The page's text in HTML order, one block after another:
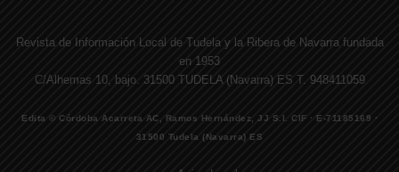
Revista de Información Local de Tudela y la Ribera de Navarra fundada
en 1953
C/Alhemas 10, bajo. 31500 TUDELA (Navarra) ES T. 948411059
Edita © Córdoba Acarreta AC, Ramos Hernández, JJ S.I. CIF · E-71185169 ·
31500 Tudela (Navarra) ES